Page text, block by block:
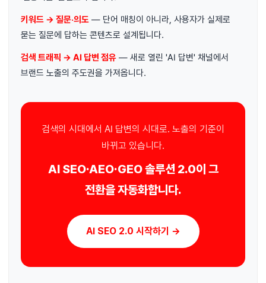
키워드 → 질문·의도 — 단어 매칭이 아니라, 사용자가 실제로
묻는 질문에 답하는 콘텐츠로 설계됩니다.
검색 트래픽 → AI 답변 점유 — 새로 열린 'AI 답변' 채널에서
브랜드 노출의 주도권을 가져옵니다.
검색의 시대에서 AI 답변의 시대로. 노출의 기준이
바뀌고 있습니다.
AI SEO·AEO·GEO 솔루션 2.0이 그
전환을 자동화합니다.
AI SEO 2.0 시작하기 →